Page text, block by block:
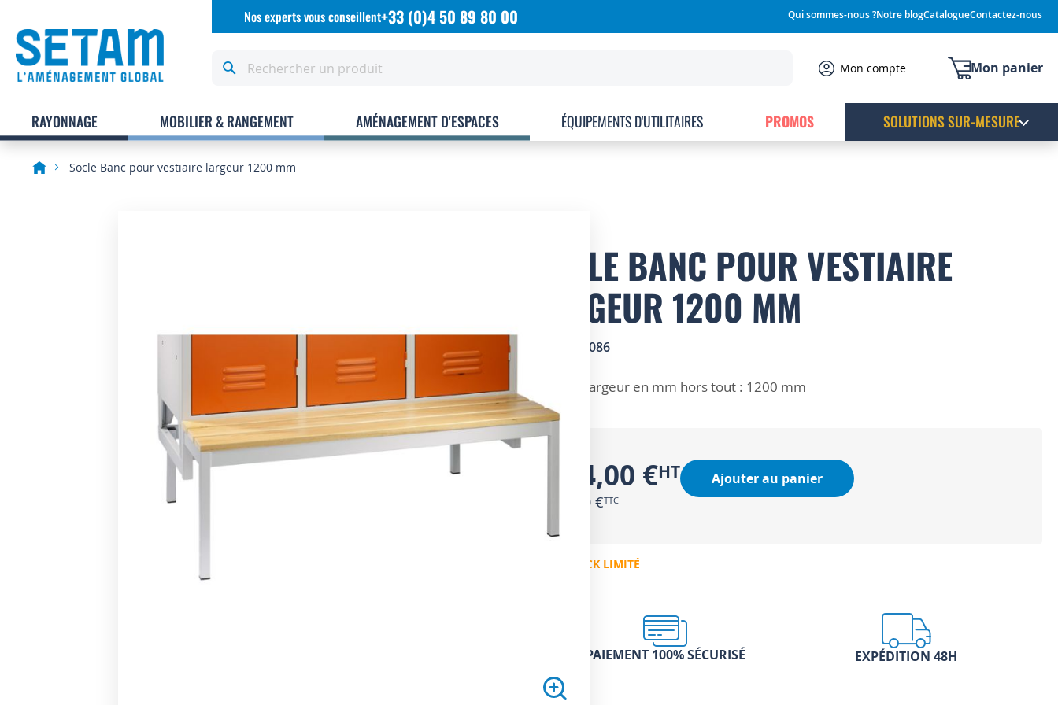
Allez
Qui sommes-nous ?Notre blogCatalogueContactez-nous
Nos experts vous conseillent+33 (0)4 50 89 80 00
Mon panier
Mon compte
RAYONNAGE MOBILIER & RANGEMENT AMÉNAGEMENT D'ESPACES ÉQUIPEMENTS D'UTILITAIRES PROMOS SOLUTIONS SUR-MESURE
Socle Banc pour vestiaire largeur 1200 mm
SOCLE BANC POUR VESTIAIRE
LARGEUR 1200 MM
7209086
Largeur en mm hors tout : 1200 mm
284,00 €
340,80 €
Ajouter au panier
EN STOCK LIMITÉ
PAIEMENT 100% SÉCURISÉ EXPÉDITION 48H